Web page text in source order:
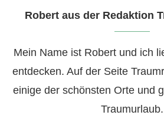
Robert aus der Redaktion
Mein Name ist Robert und ich
entdecken. Auf der Seite
einige der schönsten Orte und
Traumurlaub.